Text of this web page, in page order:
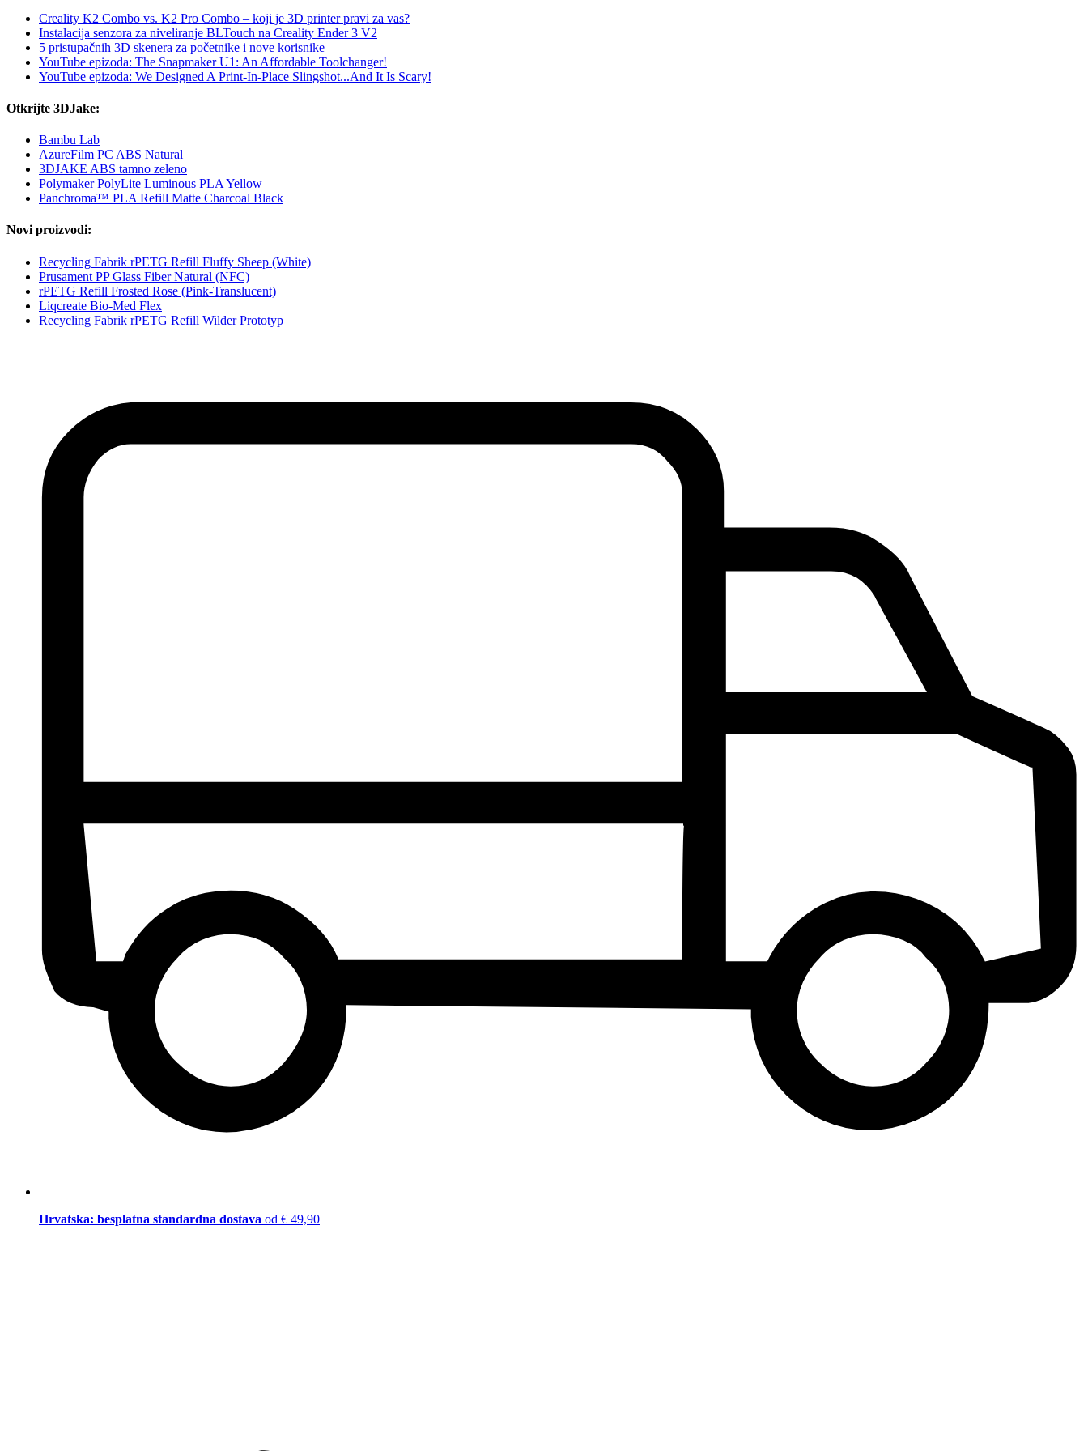
Creality K2 Combo vs. K2 Pro Combo – koji je 3D printer pravi za vas?
Instalacija senzora za niveliranje BLTouch na Creality Ender 3 V2
5 pristupačnih 3D skenera za početnike i nove korisnike
YouTube epizoda: The Snapmaker U1: An Affordable Toolchanger!
YouTube epizoda: We Designed A Print-In-Place Slingshot...And It Is Scary!
Otkrijte 3DJake:
Bambu Lab
AzureFilm PC ABS Natural
3DJAKE ABS tamno zeleno
Polymaker PolyLite Luminous PLA Yellow
Panchroma™ PLA Refill Matte Charcoal Black
Novi proizvodi:
Recycling Fabrik rPETG Refill Fluffy Sheep (White)
Prusament PP Glass Fiber Natural (NFC)
rPETG Refill Frosted Rose (Pink-Translucent)
Liqcreate Bio-Med Flex
Recycling Fabrik rPETG Refill Wilder Prototyp
Hrvatska: besplatna standardna dostava od € 49,90